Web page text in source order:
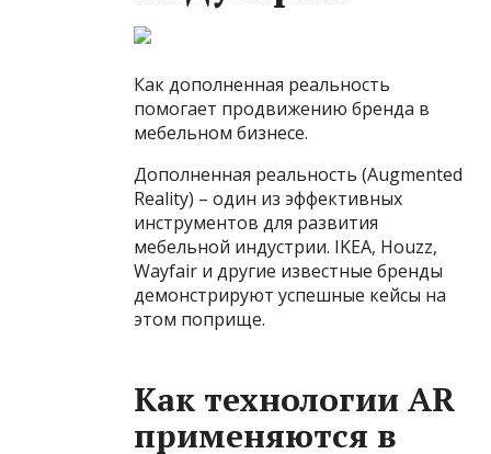
Как дополненная реальность
помогает продвижению бренда в
мебельном бизнесе.
Дополненная реальность (Augmented
Reality) – один из эффективных
инструментов для развития
мебельной индустрии. IKEA, Houzz,
Wayfair и другие известные бренды
демонстрируют успешные кейсы на
этом поприще.
Как технологии AR
применяются в